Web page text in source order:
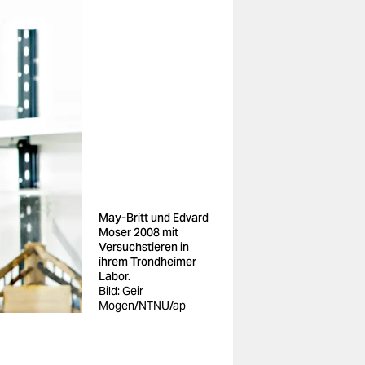
May-Britt und Edvard
Moser 2008 mit
Versuchstieren in
ihrem Trondheimer
Labor.
Bild: Geir
Mogen/NTNU/ap